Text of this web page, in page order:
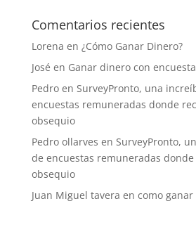
Comentarios recientes
Lorena en ¿Cómo Ganar Dinero?
José en Ganar dinero con
Pedroen SurveyPronto, una
encuestas remuneradas donde
obsequio
Pedro ollarves en SurveyPronto,
de encuestas remuneradas
obsequio
Juan Miguel tavera en como